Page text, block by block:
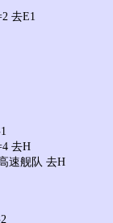
去E1
去H
速舰队 去H